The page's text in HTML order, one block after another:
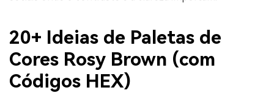
20+ Ideias de Paletas de
Cores Rosy Brown (com
Códigos HEX)